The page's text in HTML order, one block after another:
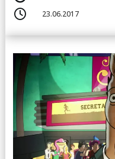
 23.06.2017